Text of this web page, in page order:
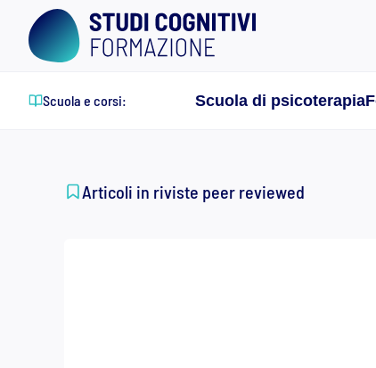
content
Scuola e corsi: Scuola di psicoterapia
Articoli in riviste peer reviewed